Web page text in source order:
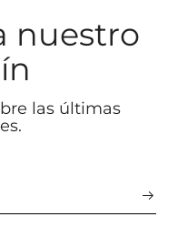
nuestro
las últimas